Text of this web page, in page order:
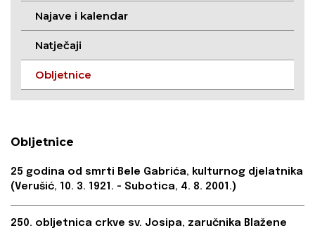
Najave i kalendar
Natječaji
Obljetnice
Obljetnice
25 godina od smrti Bele Gabrića, kulturnog djelatnika
(Verušić, 10. 3. 1921. - Subotica, 4. 8. 2001.)
250. obljetnica crkve sv. Josipa, zaručnika Blažene